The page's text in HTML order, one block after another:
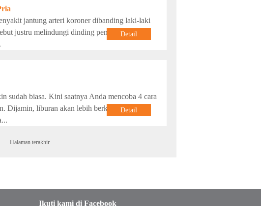
jantung arteri koroner dibanding laki-laki
justru melindungi dinding pembuluh darah
Detail
sudah biasa. Kini saatnya Anda mencoba 4 cara
Dijamin, liburan akan lebih berkesan.Detail
Halaman terakhir
Ikuti kami di Facebook